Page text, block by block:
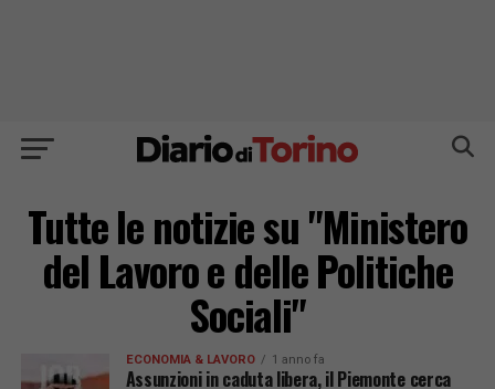
Tutte le notizie su "Ministero
del Lavoro e delle Politiche
Sociali"
ECONOMIA & LAVORO 1 anno fa
Assunzioni in caduta libera, il Piemonte cerca